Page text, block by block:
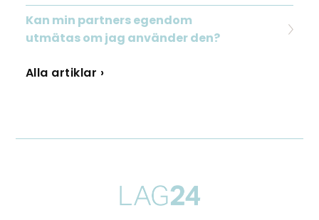
Kan min partners egendom
utmätas om jag använder den?
Alla artiklar ›